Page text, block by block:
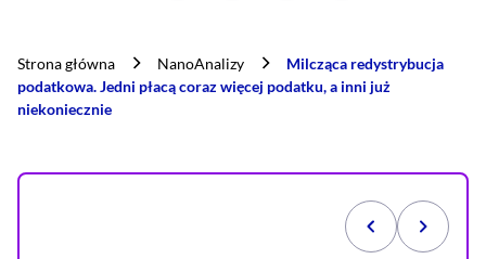
Strona główna NanoAnalizy
Milcząca redystrybucja
podatkowa. Jedni płacą coraz więcej podatku, a inni już
niekoniecznie